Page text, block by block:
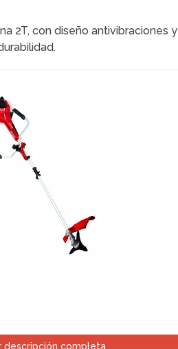
2T, con diseño antivibraciones
descripción completa